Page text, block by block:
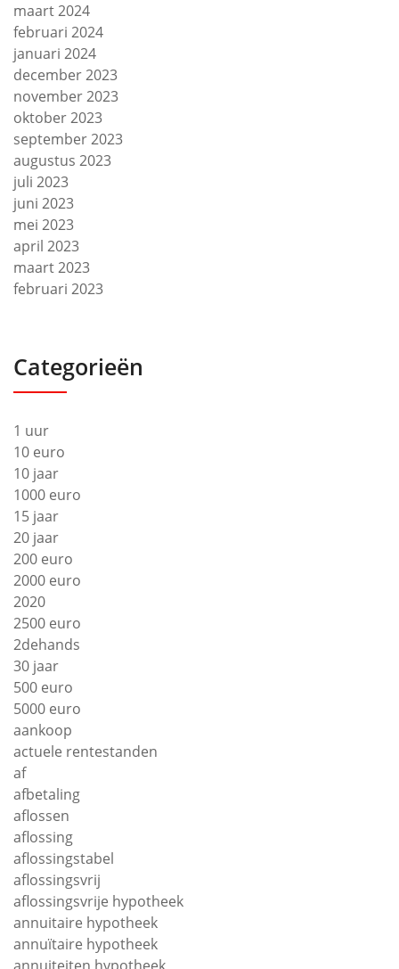
maart 2024
februari 2024
januari 2024
december 2023
november 2023
oktober 2023
september 2023
augustus 2023
juli 2023
juni 2023
mei 2023
april 2023
maart 2023
februari 2023
Categorieën
1 uur
10 euro
10 jaar
1000 euro
15 jaar
20 jaar
200 euro
2000 euro
2020
2500 euro
2dehands
30 jaar
500 euro
5000 euro
aankoop
actuele rentestanden
af
afbetaling
aflossen
aflossing
aflossingstabel
aflossingsvrij
aflossingsvrije hypotheek
annuitaire hypotheek
annuïtaire hypotheek